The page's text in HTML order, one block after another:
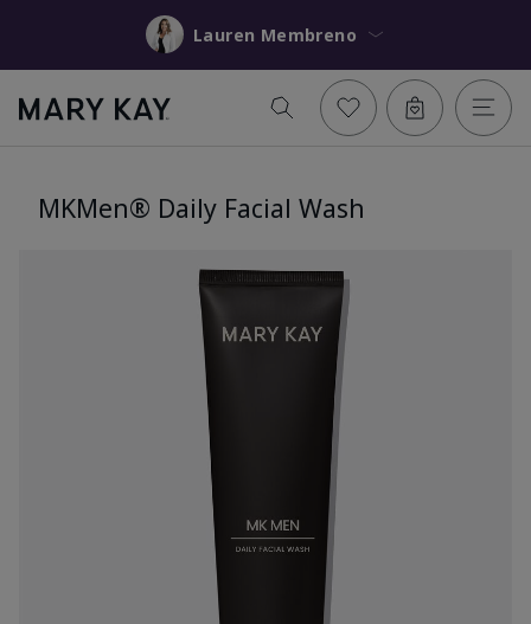
Lauren Membreno
MKMen® Daily Facial Wash